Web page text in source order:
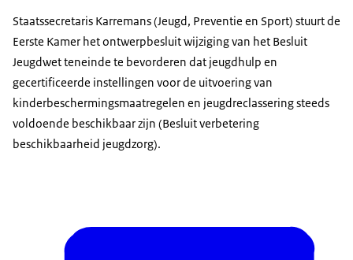
Staatssecretaris Karremans (Jeugd, Preventie en Sport) stuurt de
Eerste Kamer het ontwerpbesluit wijziging van het Besluit
Jeugdwet teneinde te bevorderen dat jeugdhulp en
gecertificeerde instellingen voor de uitvoering van
kinderbeschermingsmaatregelen en jeugdreclassering steeds
voldoende beschikbaar zijn (Besluit verbetering
beschikbaarheid jeugdzorg).